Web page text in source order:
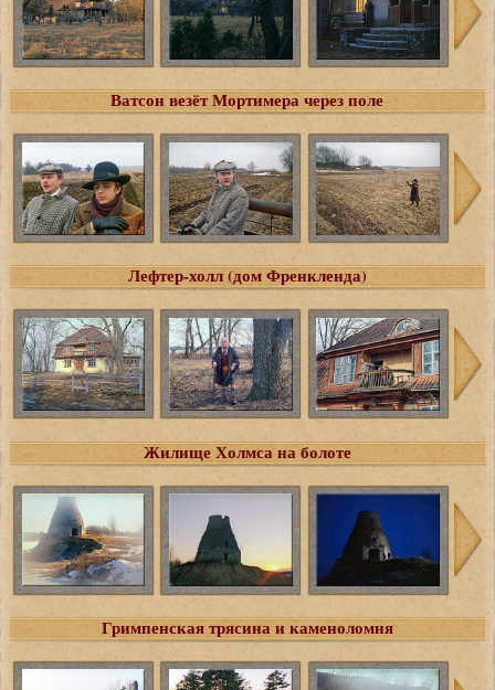
Ватсон везёт Мортимера через поле
Лефтер-холл (дом Френкленда)
Жилище Холмса на болоте
Гримпенская трясина и каменоломня